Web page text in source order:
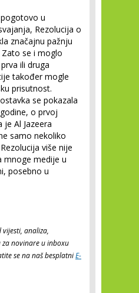
u
Rezolucija o
značajnu pažnju
se i moglo
ili druga
također mogle
prisutnost.
se pokazala
o prvoj
je Al Jazeera
samo nekoliko
više nije
mnoge medije u
posebno u
vijesti, analiza,
novinare u inboxu
se na naš besplatniE-